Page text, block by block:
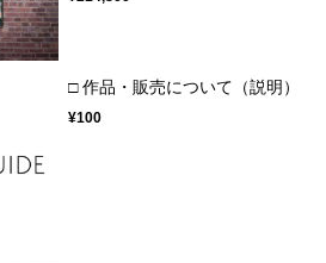
□ 作品・販売について（説明）
¥100